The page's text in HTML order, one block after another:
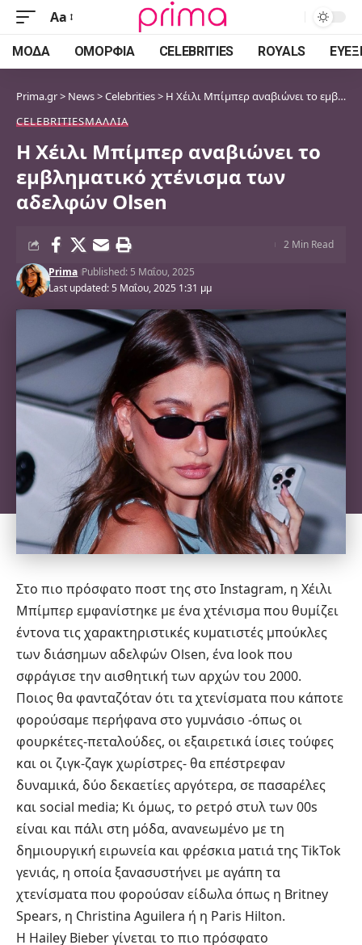
Font
Resizer
Aa
ΜΌΔΑ ΟΜΟΡΦΙΆ CELEBRITIES ROYALS
Prima.gr> News>Celebrities> Η Χέιλι Μπίμπερ αναβιώνει το εμβληματικό χτένισμα των αδελφών Olsen
CELEBRITIESΜΑΛΛΙΆ
Η Χέιλι Μπίμπερ αναβιώνει το
εμβληματικό χτένισμα των
αδελφών Olsen
Last updated: 5 Μαΐου, 2025 1:31 μμ
Prima Published: 5 Μαΐου, 2025
2 Min Read
Στο πιο πρόσφατο ποστ της στο Instagram, η Χέιλι
Μπίμπερ εμφανίστηκε με ένα χτένισμα που θυμίζει
έντονα τις χαρακτηριστικές κυματιστές μπούκλες
των διάσημων αδελφών Olsen, ένα look που
σφράγισε την αισθητική των αρχών του 2000.
Ποιος θα φανταζόταν ότι τα χτενίσματα που κάποτε
φορούσαμε περήφανα στο γυμνάσιο -όπως οι
φουρκέτες-πεταλούδες, οι εξαιρετικά ίσιες τούφες
και οι ζιγκ-ζαγκ χωρίστρες- θα επέστρεφαν
δυναμικά, δύο δεκαετίες αργότερα, σε πασαρέλες
και social media; Κι όμως, το ρετρό στυλ των 00s
είναι και πάλι στη μόδα, ανανεωμένο με τη
δημιουργική ειρωνεία και φρέσκια ματιά της TikTok
γενιάς, η οποία ξανασυστήνει με αγάπη τα
χτενίσματα που φορούσαν είδωλα όπως η Britney
Spears, η Christina Aguilera ή η Paris Hilton.
Η Hailey Bieber γίνεται το πιο πρόσφατο